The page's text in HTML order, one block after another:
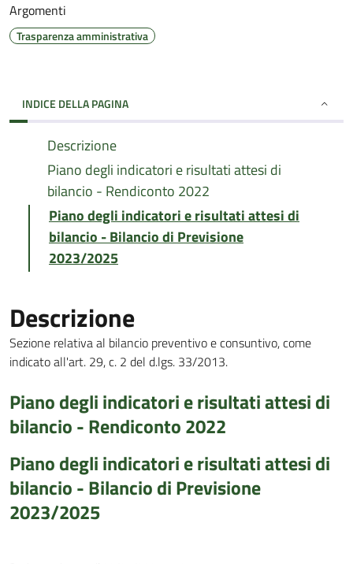
Argomenti
Trasparenza amministrativa
INDICE DELLA PAGINA
Descrizione
Piano degli indicatori e risultati attesi di
bilancio - Rendiconto 2022
Piano degli indicatori e risultati attesi di
bilancio - Bilancio di Previsione
2023/2025
Descrizione
Sezione relativa al bilancio preventivo e consuntivo, come
indicato all'art. 29, c. 2 del d.lgs. 33/2013.
Piano degli indicatori e risultati attesi di
bilancio - Rendiconto 2022
Piano degli indicatori e risultati attesi di
bilancio - Bilancio di Previsione
2023/2025